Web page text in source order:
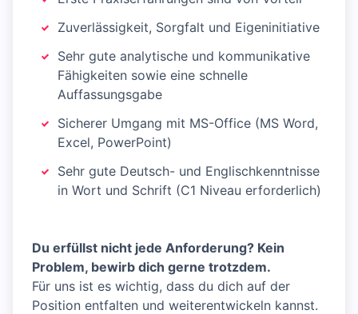
Zuverlässigkeit, Sorgfalt und Eigeninitiative
Sehr gute analytische und kommunikative
Fähigkeiten sowie eine schnelle
Auffassungsgabe
Sicherer Umgang mit MS-Office (MS Word,
Excel, PowerPoint)
Sehr gute Deutsch- und Englischkenntnisse
in Wort und Schrift (C1 Niveau erforderlich)
Du erfüllst nicht jede Anforderung? Kein
Problem, bewirb dich gerne trotzdem.
Für uns ist es wichtig, dass du dich auf der
Position entfalten und weiterentwickeln kannst.